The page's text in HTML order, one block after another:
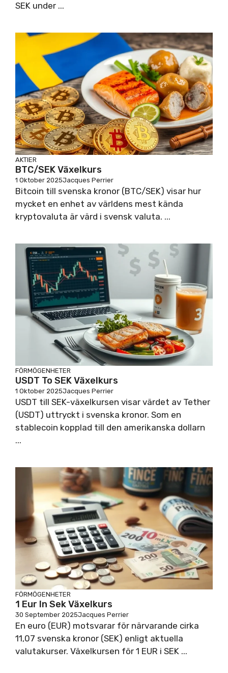
SEK under ...
AKTIER
BTC/SEK Växelkurs
1 Oktober 2025Jacques Perrier
Bitcoin till svenska kronor (BTC/SEK) visar hur
mycket en enhet av världens mest kända
kryptovaluta är värd i svensk valuta. ...
FÖRMÖGENHETER
USDT To SEK Växelkurs
1 Oktober 2025Jacques Perrier
USDT till SEK-växelkursen visar värdet av Tether
(USDT) uttryckt i svenska kronor. Som en
stablecoin kopplad till den amerikanska dollarn
...
FÖRMÖGENHETER
1 Eur In Sek Växelkurs
30 September 2025Jacques Perrier
En euro (EUR) motsvarar för närvarande cirka
11,07 svenska kronor (SEK) enligt aktuella
valutakurser. Växelkursen för 1 EUR i SEK ...